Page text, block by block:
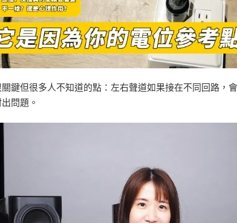
鍵但很多人不知道的點：左右聲道如果接在不同回路，
問題。